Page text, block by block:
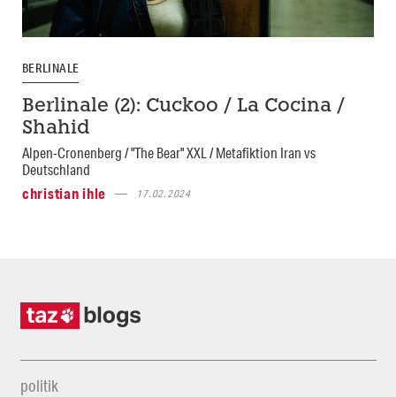
BERLINALE
Berlinale (2): Cuckoo / La Cocina /
Shahid
Alpen-Cronenberg / "The Bear" XXL / Metafiktion Iran vs
Deutschland
christian ihle
17.02.2024
politik